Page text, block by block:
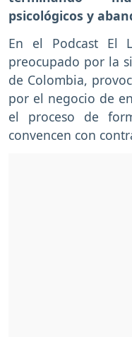
psicológicos y
En el Podcast El
preocupado por la
de Colombia,
por el negocio de
el proceso de
convencen con